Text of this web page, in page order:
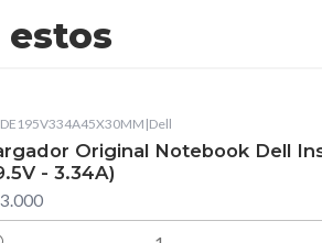
|Dell
Original Notebook Dell
- 3.34A)